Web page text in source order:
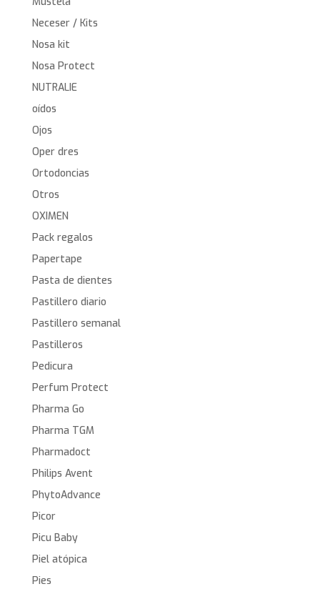
Neceser / Kits
Nosa kit
Nosa Protect
NUTRALIE
oídos
Ojos
Oper dres
Ortodoncias
Otros
OXIMEN
Pack regalos
Papertape
Pasta de dientes
Pastillero diario
Pastillero semanal
Pastilleros
Pedicura
Perfum Protect
Pharma Go
Pharma TGM
Pharmadoct
Philips Avent
PhytoAdvance
Picor
Picu Baby
Piel atópica
Pies